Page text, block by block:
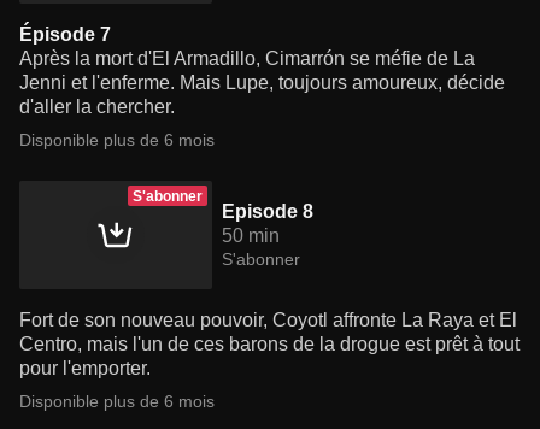
Épisode 7
Après la mort d'El Armadillo, Cimarrón se méfie de La
Jenni et l'enferme. Mais Lupe, toujours amoureux, décide
d'aller la chercher.
Disponible plus de 6 mois
S'abonner
Episode 8
50 min
S'abonner
Fort de son nouveau pouvoir, Coyotl affronte La Raya et El
Centro, mais l'un de ces barons de la drogue est prêt à tout
pour l'emporter.
Disponible plus de 6 mois